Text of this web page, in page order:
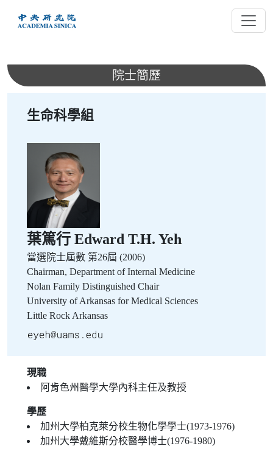
內
院士簡歷
生命科學組
葉篤行 Edward T.H. Yeh
當選院士屆數 第26屆 (2006)
Chairman, Department of Internal Medicine
Nolan Family Distinguished Chair
University of Arkansas for Medical Sciences
Little Rock Arkansas
現職
阿肯色州醫學大學內科主任及教授
學歷
加州大學柏克萊分校生物化學學士(1973-1976)
加州大學戴維斯分校醫學博士(1976-1980)